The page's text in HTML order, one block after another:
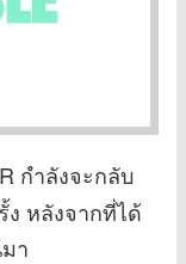
กำลังจะกลับ
ง หลังจากที่ได้
า